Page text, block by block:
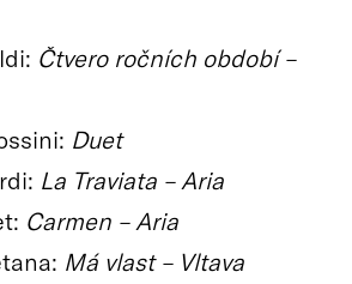
Čtvero ročních období –
Duet
La Traviata – Aria
Carmen – Aria
Má vlast – Vltava